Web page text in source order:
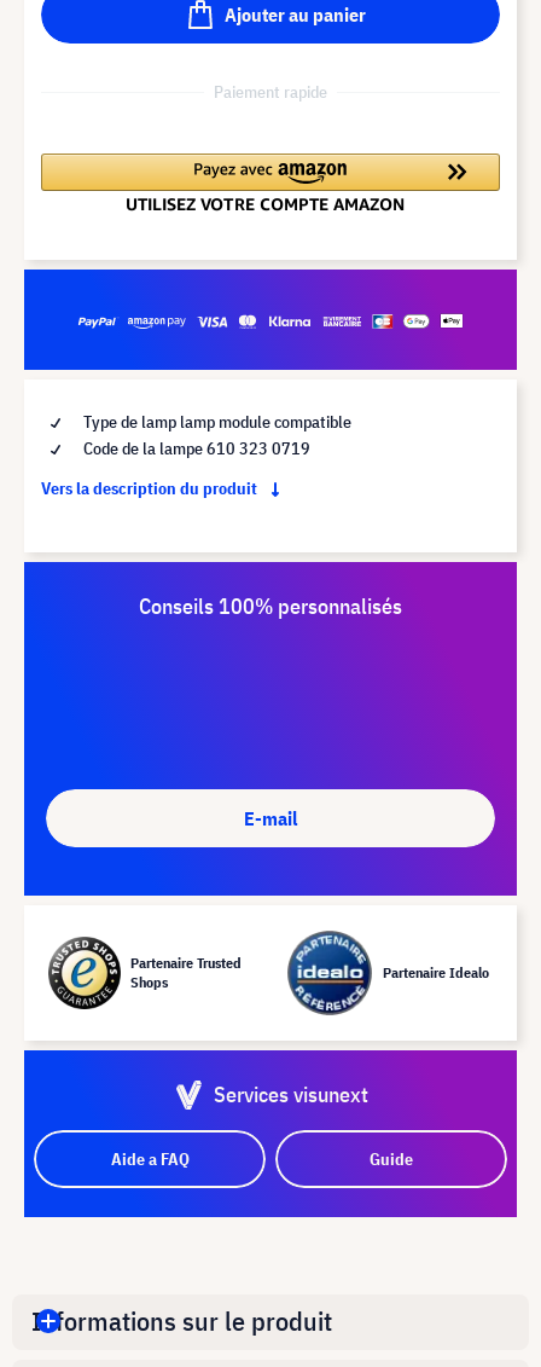
Ajouter au panier
Paiement rapide
Type de lamp lamp module compatible
Code de la lampe 610 323 0719
Vers la description du produit
Conseils 100% personnalisés
E-mail
Partenaire Trusted
Shops
Partenaire Idealo
Services visunext
Aide a FAQ Guide
Informations sur le produit